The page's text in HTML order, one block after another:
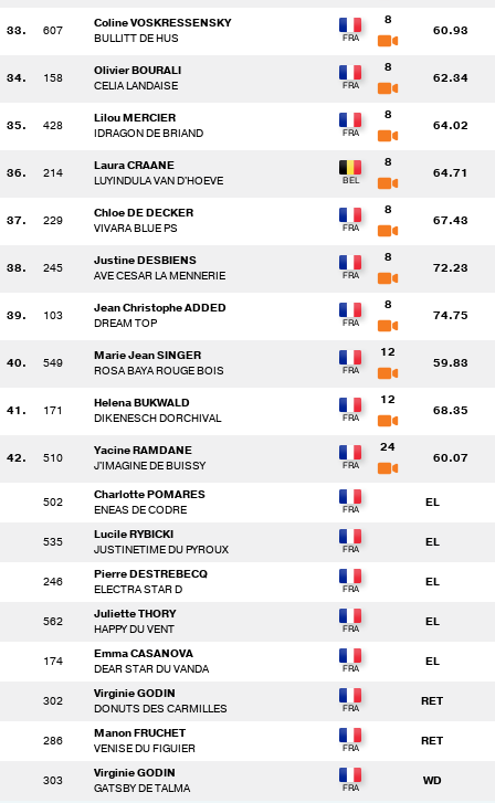
33. 607
Coline VOSKRESSENSKY
BULLITT DE HUS
8
60.93
34. 158
Olivier BOURALI
CELIA LANDAISE
8
62.34
35. 428
Lilou MERCIER
IDRAGON DE BRIAND
8
64.02
36. 214
Laura CRAANE
LUYINDULA VAN D'HOEVE
8
64.71
37. 229
Chloe DE DECKER
VIVARA BLUE PS
8
67.43
38. 245
Justine DESBIENS
AVE CESAR LA MENNERIE
8
72.23
39. 103
Jean Christophe ADDED
DREAM TOP
8
74.75
40. 549
Marie Jean SINGER
ROSA BAYA ROUGE BOIS
12
59.83
41. 171
Helena BUKWALD
DIKENESCH DORCHIVAL
12
68.35
42. 510
Yacine RAMDANE
J'IMAGINE DE BUISSY
24
60.07
502
Charlotte POMARES
ENEAS DE CODRE
EL
535
Lucile RYBICKI
JUSTINETIME DU PYROUX
EL
246
Pierre DESTREBECQ
ELECTRA STAR D
EL
562
Juliette THORY
HAPPY DU VENT
EL
174
Emma CASANOVA
DEAR STAR DU VANDA
EL
302
Virginie GODIN
DONUTS DES CARMILLES
RET
286
Manon FRUCHET
VENISE DU FIGUIER
RET
303
Virginie GODIN
GATSBY DE TALMA
WD